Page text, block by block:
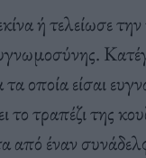
ή τελείωσε
τα οποία είσαι
το τραπέζι της
από έναν